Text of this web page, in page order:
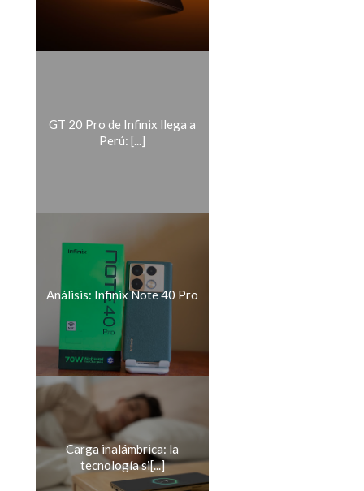
GT 20 Pro de Infinix llega a
Perú: [...]
Análisis: Infinix Note 40 Pro
Carga inalámbrica: la
tecnología si[...]